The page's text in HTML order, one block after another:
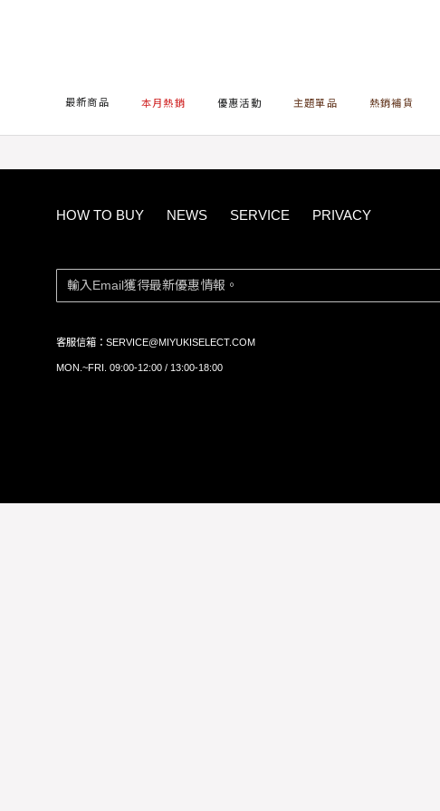
最新商品 本月熱銷 優惠活動 主題單品 熱銷補貨
HOW TO BUY NEWS SERVICE PRIVACY
客服信箱： SERVICE@MIYUKISELECT.COM
MON.~FRI. 09:00-12:00 / 13:00-18:00